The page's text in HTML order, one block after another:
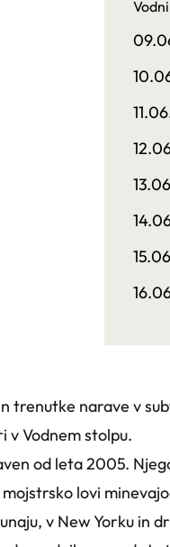
trenutke narave v
v Vodnem stolpu.
od leta 2005.
lovi
v New Yorku in